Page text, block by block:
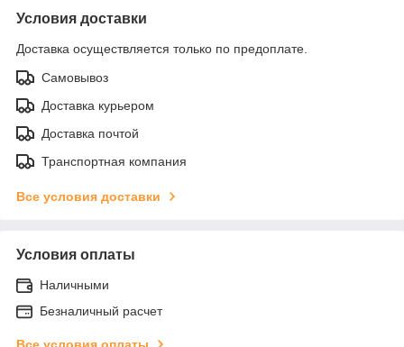
Условия доставки
Доставка осуществляется только по предоплате.
Самовывоз
Доставка курьером
Доставка почтой
Транспортная компания
Все условия доставки
Условия оплаты
Наличными
Безналичный расчет